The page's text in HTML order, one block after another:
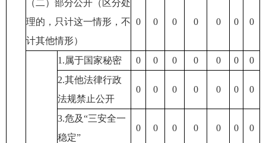
（二）部分公开（区分处
理的，只计这一情形，不
计其他情形）
0 0 0 0 0 0 0
1.属于国家秘密 0 0 0 0 0 0
0
2.其他法律行政
法规禁止公开
0 0 0 0 0 0 0
3.危及“三安全一
稳定”
0 0 0 0 0 0 0